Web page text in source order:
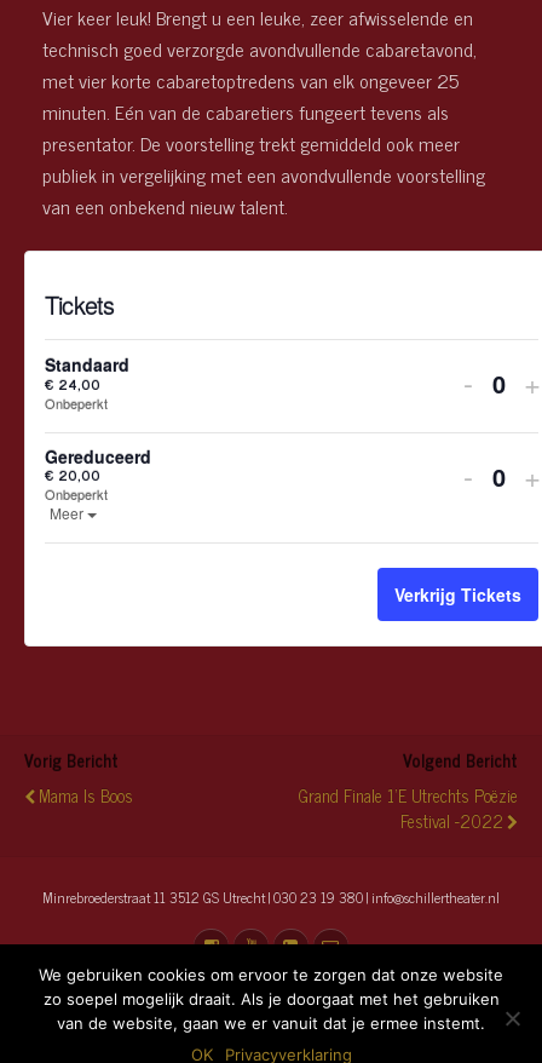
Vier keer leuk! Brengt u een leuke, zeer afwisselende en
technisch goed verzorgde avondvullende cabaretavond,
met vier korte cabaretoptredens van elk ongeveer 25
minuten. Eén van de cabaretiers fungeert tevens als
presentator. De voorstelling trekt gemiddeld ook meer
publiek in vergelijking met een avondvullende voorstelling
van een onbekend nieuw talent.
Tickets
Standaard
€ 24,00
Onbeperkt
aantal
tickets
- +
Gereduceerd
€ 20,00
Onbeperkt
Ticketbeschrijving openen.
Meer
tickets
van
- +
Verkrijg Tickets
Vorig Bericht
Mama Is Boos
Volgend Bericht
Grand Finale 1'e Utrechts Poëzie
Festival -2022
Minrebroederstraat 11 3512 GS Utrecht | 030 23 19 380 | info@schillertheater.nl
We gebruiken cookies om ervoor te zorgen dat onze website
zo soepel mogelijk draait. Als je doorgaat met het gebruiken
van de website, gaan we er vanuit dat je ermee instemt.
OK
Privacyverklaring
Terug naar boven